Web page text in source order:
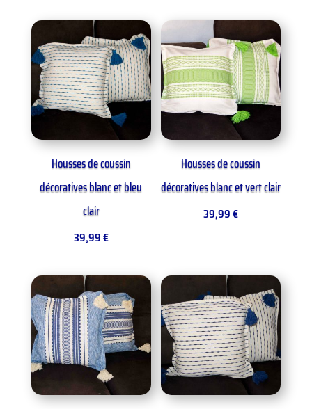
Housses de coussin
décoratives blanc et bleu
clair
39,99€
Housses de coussin
décoratives blanc et vert clair
39,99€